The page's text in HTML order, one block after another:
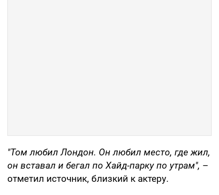
"Том любил Лондон. Он любил место, где жил,
он вставал и бегал по Хайд-парку по утрам", –
отметил источник, близкий к актеру.